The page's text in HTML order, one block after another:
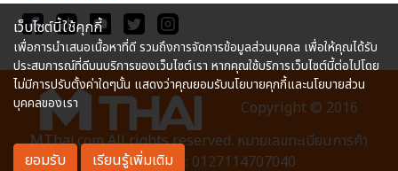
Copyright © 2016
MThai.com All rights reserved. หมายเลขทะเบียนการค้า
อิเล็กทรอนิกส์ : 0127114707040
เว็บไซต์นี้ใช้คุกกี้
เพื่อการนำเสนอเนื้อหาที่ดี รวมถึงการจัดการข้อมูลส่วนบุคคล เพื่อให้คุณได้รับ
ประสบการณ์ที่ดีบนบริการของเว็บไซต์เรา หากคุณใช้บริการเว็บไซต์นี้ต่อไปโดย
ไม่มีการปรับตั้งค่าใดๆนั้น แสดงว่าคุณยอมรับนโยบายคุกกี้และนโยบายส่วน
บุคคลของเรา
ยอมรับ เรียนรู้เพิ่มเติม